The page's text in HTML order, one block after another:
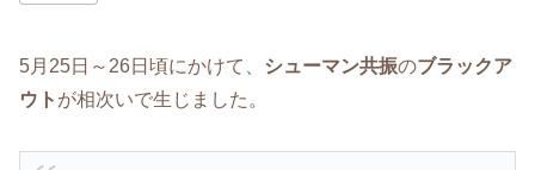
5月25日～26日頃にかけて、 シューマン共振のブラックア
ウト が相次いで生じました。